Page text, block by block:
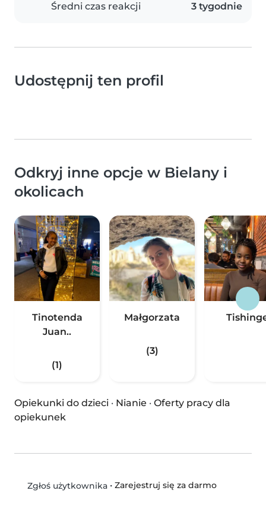
Średni czas reakcji 3 tygodnie
Udostępnij ten profil
Odkryj inne opcje w Bielany i
okolicach
Tinotenda
Juan..
(1)
Małgorzata
(3)
Opiekunki do dzieci · Nianie · Oferty pracy dla
opiekunek
Zgłoś użytkownika• Zarejestruj się za darmo